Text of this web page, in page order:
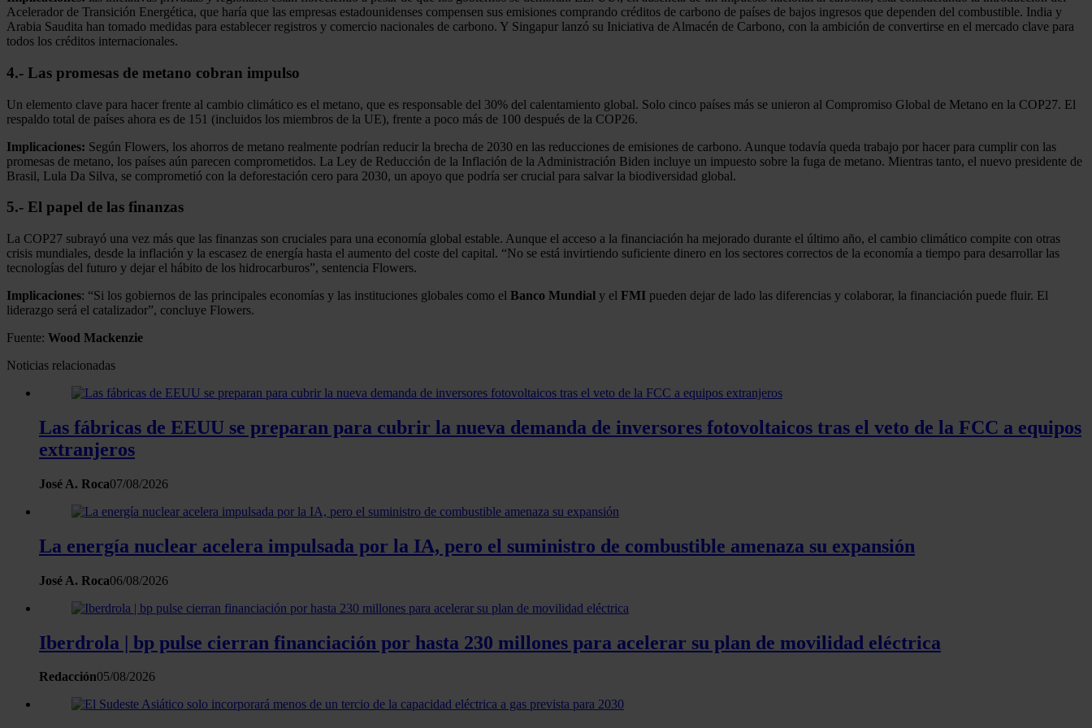
Acelerador de Transición Energética, que haría que las empresas estadounidenses compensen sus emisiones comprando créditos de carbono de países de bajos ingresos que dependen del combustible. India y
Arabia Saudita han tomado medidas para establecer registros y comercio nacionales de carbono. Y Singapur lanzó su Iniciativa de Almacén de Carbono, con la ambición de convertirse en el mercado clave para
todos los créditos internacionales.
4.- Las promesas de metano cobran impulso
Un elemento clave para hacer frente al cambio climático es el metano, que es responsable del 30% del calentamiento global. Solo cinco países más se unieron al Compromiso Global de Metano en la COP27. El
respaldo total de países ahora es de 151 (incluidos los miembros de la UE), frente a poco más de 100 después de la COP26.
Implicaciones: Según Flowers, los ahorros de metano realmente podrían reducir la brecha de 2030 en las reducciones de emisiones de carbono. Aunque todavía queda trabajo por hacer para cumplir con las
promesas de metano, los países aún parecen comprometidos. La Ley de Reducción de la Inflación de la Administración Biden incluye un impuesto sobre la fuga de metano. Mientras tanto, el nuevo presidente de
Brasil, Lula Da Silva, se comprometió con la deforestación cero para 2030, un apoyo que podría ser crucial para salvar la biodiversidad global.
5.- El papel de las finanzas
La COP27 subrayó una vez más que las finanzas son cruciales para una economía global estable. Aunque el acceso a la financiación ha mejorado durante el último año, el cambio climático compite con otras
crisis mundiales, desde la inflación y la escasez de energía hasta el aumento del coste del capital. “No se está invirtiendo suficiente dinero en los sectores correctos de la economía a tiempo para desarrollar las
tecnologías del futuro y dejar el hábito de los hidrocarburos”, sentencia Flowers.
Implicaciones: “Si los gobiernos de las principales economías y las instituciones globales como el Banco Mundial y el FMI pueden dejar de lado las diferencias y colaborar, la financiación puede fluir. El
liderazgo será el catalizador”, concluye Flowers.
Fuente: Wood Mackenzie
Noticias relacionadas
Las fábricas de EEUU se preparan para cubrir la nueva demanda de inversores fotovoltaicos tras el veto de la FCC a equipos
extranjeros
José A. Roca07/08/2026
La energía nuclear acelera impulsada por la IA, pero el suministro de combustible amenaza su expansión
José A. Roca06/08/2026
Iberdrola | bp pulse cierran financiación por hasta 230 millones para acelerar su plan de movilidad eléctrica
Redacción05/08/2026